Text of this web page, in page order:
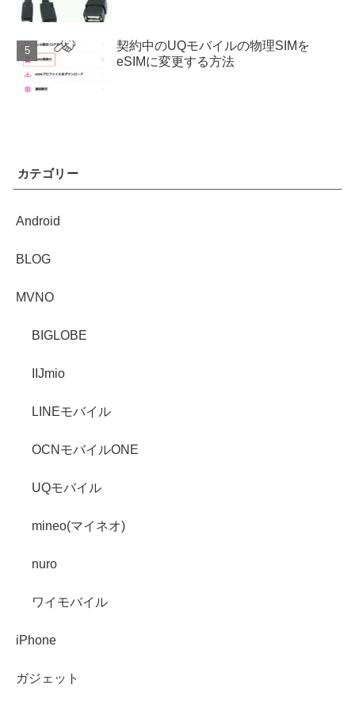
契約中のUQモバイルの物理SIMを
eSIMに変更する方法
カテゴリー
Android
BLOG
MVNO
BIGLOBE
IIJmio
LINEモバイル
OCNモバイルONE
UQモバイル
mineo(マイネオ)
nuro
ワイモバイル
iPhone
ガジェット